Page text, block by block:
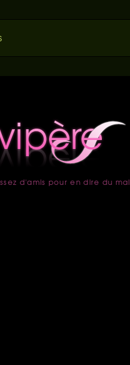
d'amis pour en dire du mal